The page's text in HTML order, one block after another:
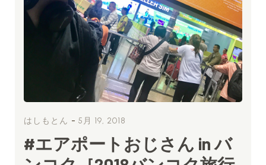
はしもとん - 5月 19, 2018
#エアポートおじさん in バ